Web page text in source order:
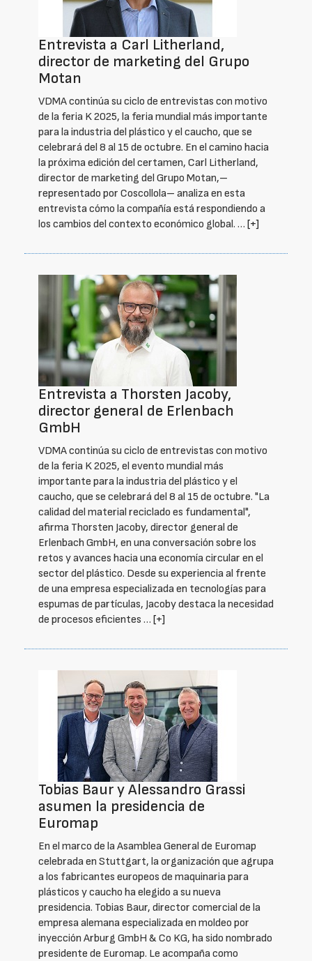
Entrevista a Carl Litherland,
director de marketing del Grupo
Motan
VDMA continúa su ciclo de entrevistas con motivo
de la feria K 2025, la feria mundial más importante
para la industria del plástico y el caucho, que se
celebrará del 8 al 15 de octubre. En el camino hacia
la próxima edición del certamen, Carl Litherland,
director de marketing del Grupo Motan,–
representado por Coscollola– analiza en esta
entrevista cómo la compañía está respondiendo a
los cambios del contexto económico global. … [+]
Entrevista a Thorsten Jacoby,
director general de Erlenbach
GmbH
VDMA continúa su ciclo de entrevistas con motivo
de la feria K 2025, el evento mundial más
importante para la industria del plástico y el
caucho, que se celebrará del 8 al 15 de octubre. "La
calidad del material reciclado es fundamental",
afirma Thorsten Jacoby, director general de
Erlenbach GmbH, en una conversación sobre los
retos y avances hacia una economía circular en el
sector del plástico. Desde su experiencia al frente
de una empresa especializada en tecnologías para
espumas de partículas, Jacoby destaca la necesidad
de procesos eficientes … [+]
Tobias Baur y Alessandro Grassi
asumen la presidencia de
Euromap
En el marco de la Asamblea General de Euromap
celebrada en Stuttgart, la organización que agrupa
a los fabricantes europeos de maquinaria para
plásticos y caucho ha elegido a su nueva
presidencia. Tobias Baur, director comercial de la
empresa alemana especializada en moldeo por
inyección Arburg GmbH & Co KG, ha sido nombrado
presidente de Euromap. Le acompaña como